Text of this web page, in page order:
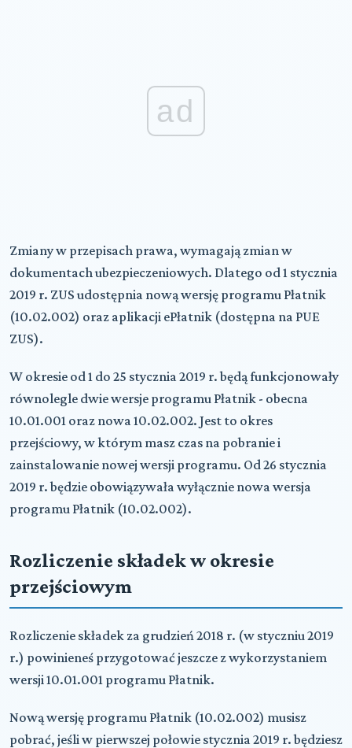
ad
Zmiany w przepisach prawa, wymagają zmian w
dokumentach ubezpieczeniowych. Dlatego od 1 stycznia
2019 r. ZUS udostępnia nową wersję programu Płatnik
(10.02.002) oraz aplikacji ePłatnik (dostępna na PUE
ZUS).
W okresie od 1 do 25 stycznia 2019 r. będą funkcjonowały
równolegle dwie wersje programu Płatnik - obecna
10.01.001 oraz nowa 10.02.002. Jest to okres
przejściowy, w którym masz czas na pobranie i
zainstalowanie nowej wersji programu. Od 26 stycznia
2019 r. będzie obowiązywała wyłącznie nowa wersja
programu Płatnik (10.02.002).
Rozliczenie składek w okresie
przejściowym
Rozliczenie składek za grudzień 2018 r. (w styczniu 2019
r.) powinieneś przygotować jeszcze z wykorzystaniem
wersji 10.01.001 programu Płatnik.
Nową wersję programu Płatnik (10.02.002) musisz
pobrać, jeśli w pierwszej połowie stycznia 2019 r. będziesz